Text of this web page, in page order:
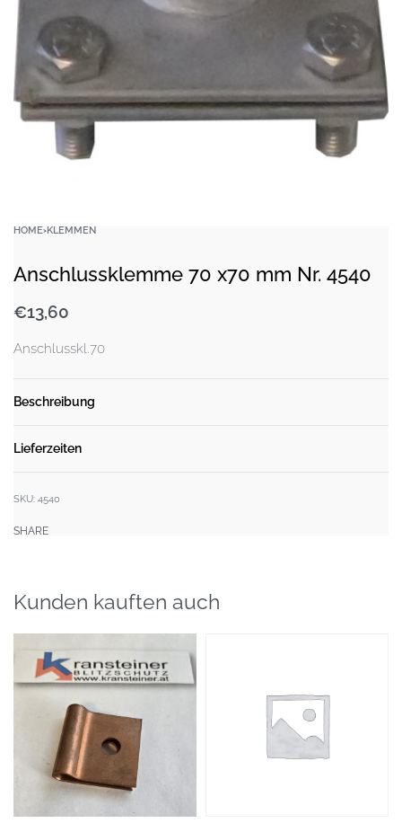
HOME›KLEMMEN
Anschlussklemme 70 x70 mm Nr. 4540
€13,60
Anschlusskl.70
Beschreibung
Lieferzeiten
SKU: 4540
SHARE
Kunden kauften auch